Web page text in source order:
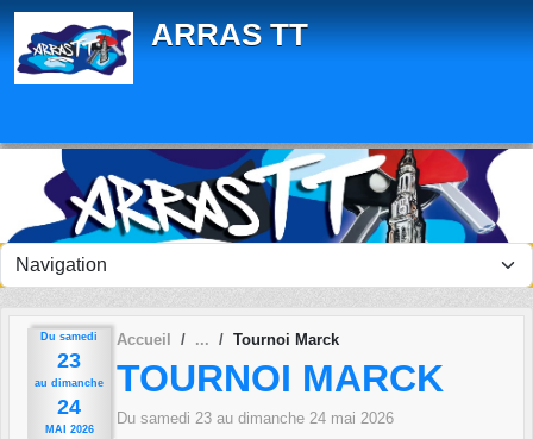
ARRAS TT
Du samedi
23
au dimanche
24
MAI 2026
Accueil Tournoi Marck
TOURNOI MARCK
Du samedi 23 au dimanche 24 mai 2026
Panneau de gestion des cookies